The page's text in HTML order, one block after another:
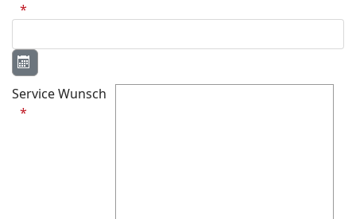
Kalender öffnen
Service Wunsch